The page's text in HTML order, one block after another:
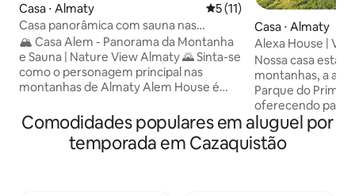
Casa ⋅ Almaty 5 de uma avaliação média
5 (11)
Casa panorâmica com sauna nas
montanhas • Alem
🏔 Casa Alem - Panorama da Montanha
e Sauna | Nature View Almaty 🌄 Sinta-se
como o personagem principal nas
montanhas de Almaty Alem House é
montanhas de Almaty com sua própria
sauna e vista para a montanha. Aqui
você acorda com uma vista das
Casa ⋅ Almaty
Alexa House |
totalmente
Nossa casa está
montanhas, a
Parque do
oferecendo paz,
à cidade. O
arquiteto local e
planejado até o
Comodidades populares em aluguel por
temporada em Cazaquistão